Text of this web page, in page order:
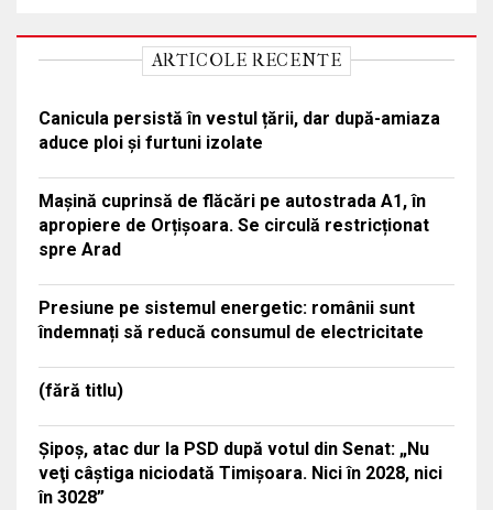
ARTICOLE RECENTE
Canicula persistă în vestul țării, dar după-amiaza
aduce ploi și furtuni izolate
Mașină cuprinsă de flăcări pe autostrada A1, în
apropiere de Orțișoara. Se circulă restricționat
spre Arad
Presiune pe sistemul energetic: românii sunt
îndemnați să reducă consumul de electricitate
(fără titlu)
Şipoş, atac dur la PSD după votul din Senat: „Nu
veţi câştiga niciodată Timişoara. Nici în 2028, nici
în 3028”